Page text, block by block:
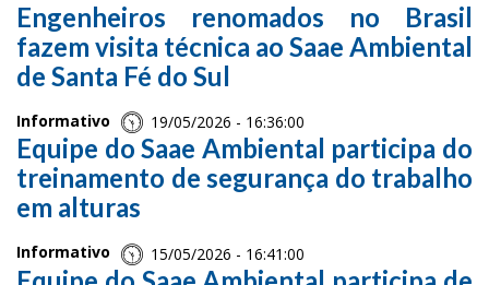
Engenheiros renomados no Brasil
fazem visita técnica ao Saae Ambiental
de Santa Fé do Sul
Informativo 19/05/2026 - 16:36:00
Equipe do Saae Ambiental participa do
treinamento de segurança do trabalho
em alturas
Informativo 15/05/2026 - 16:41:00